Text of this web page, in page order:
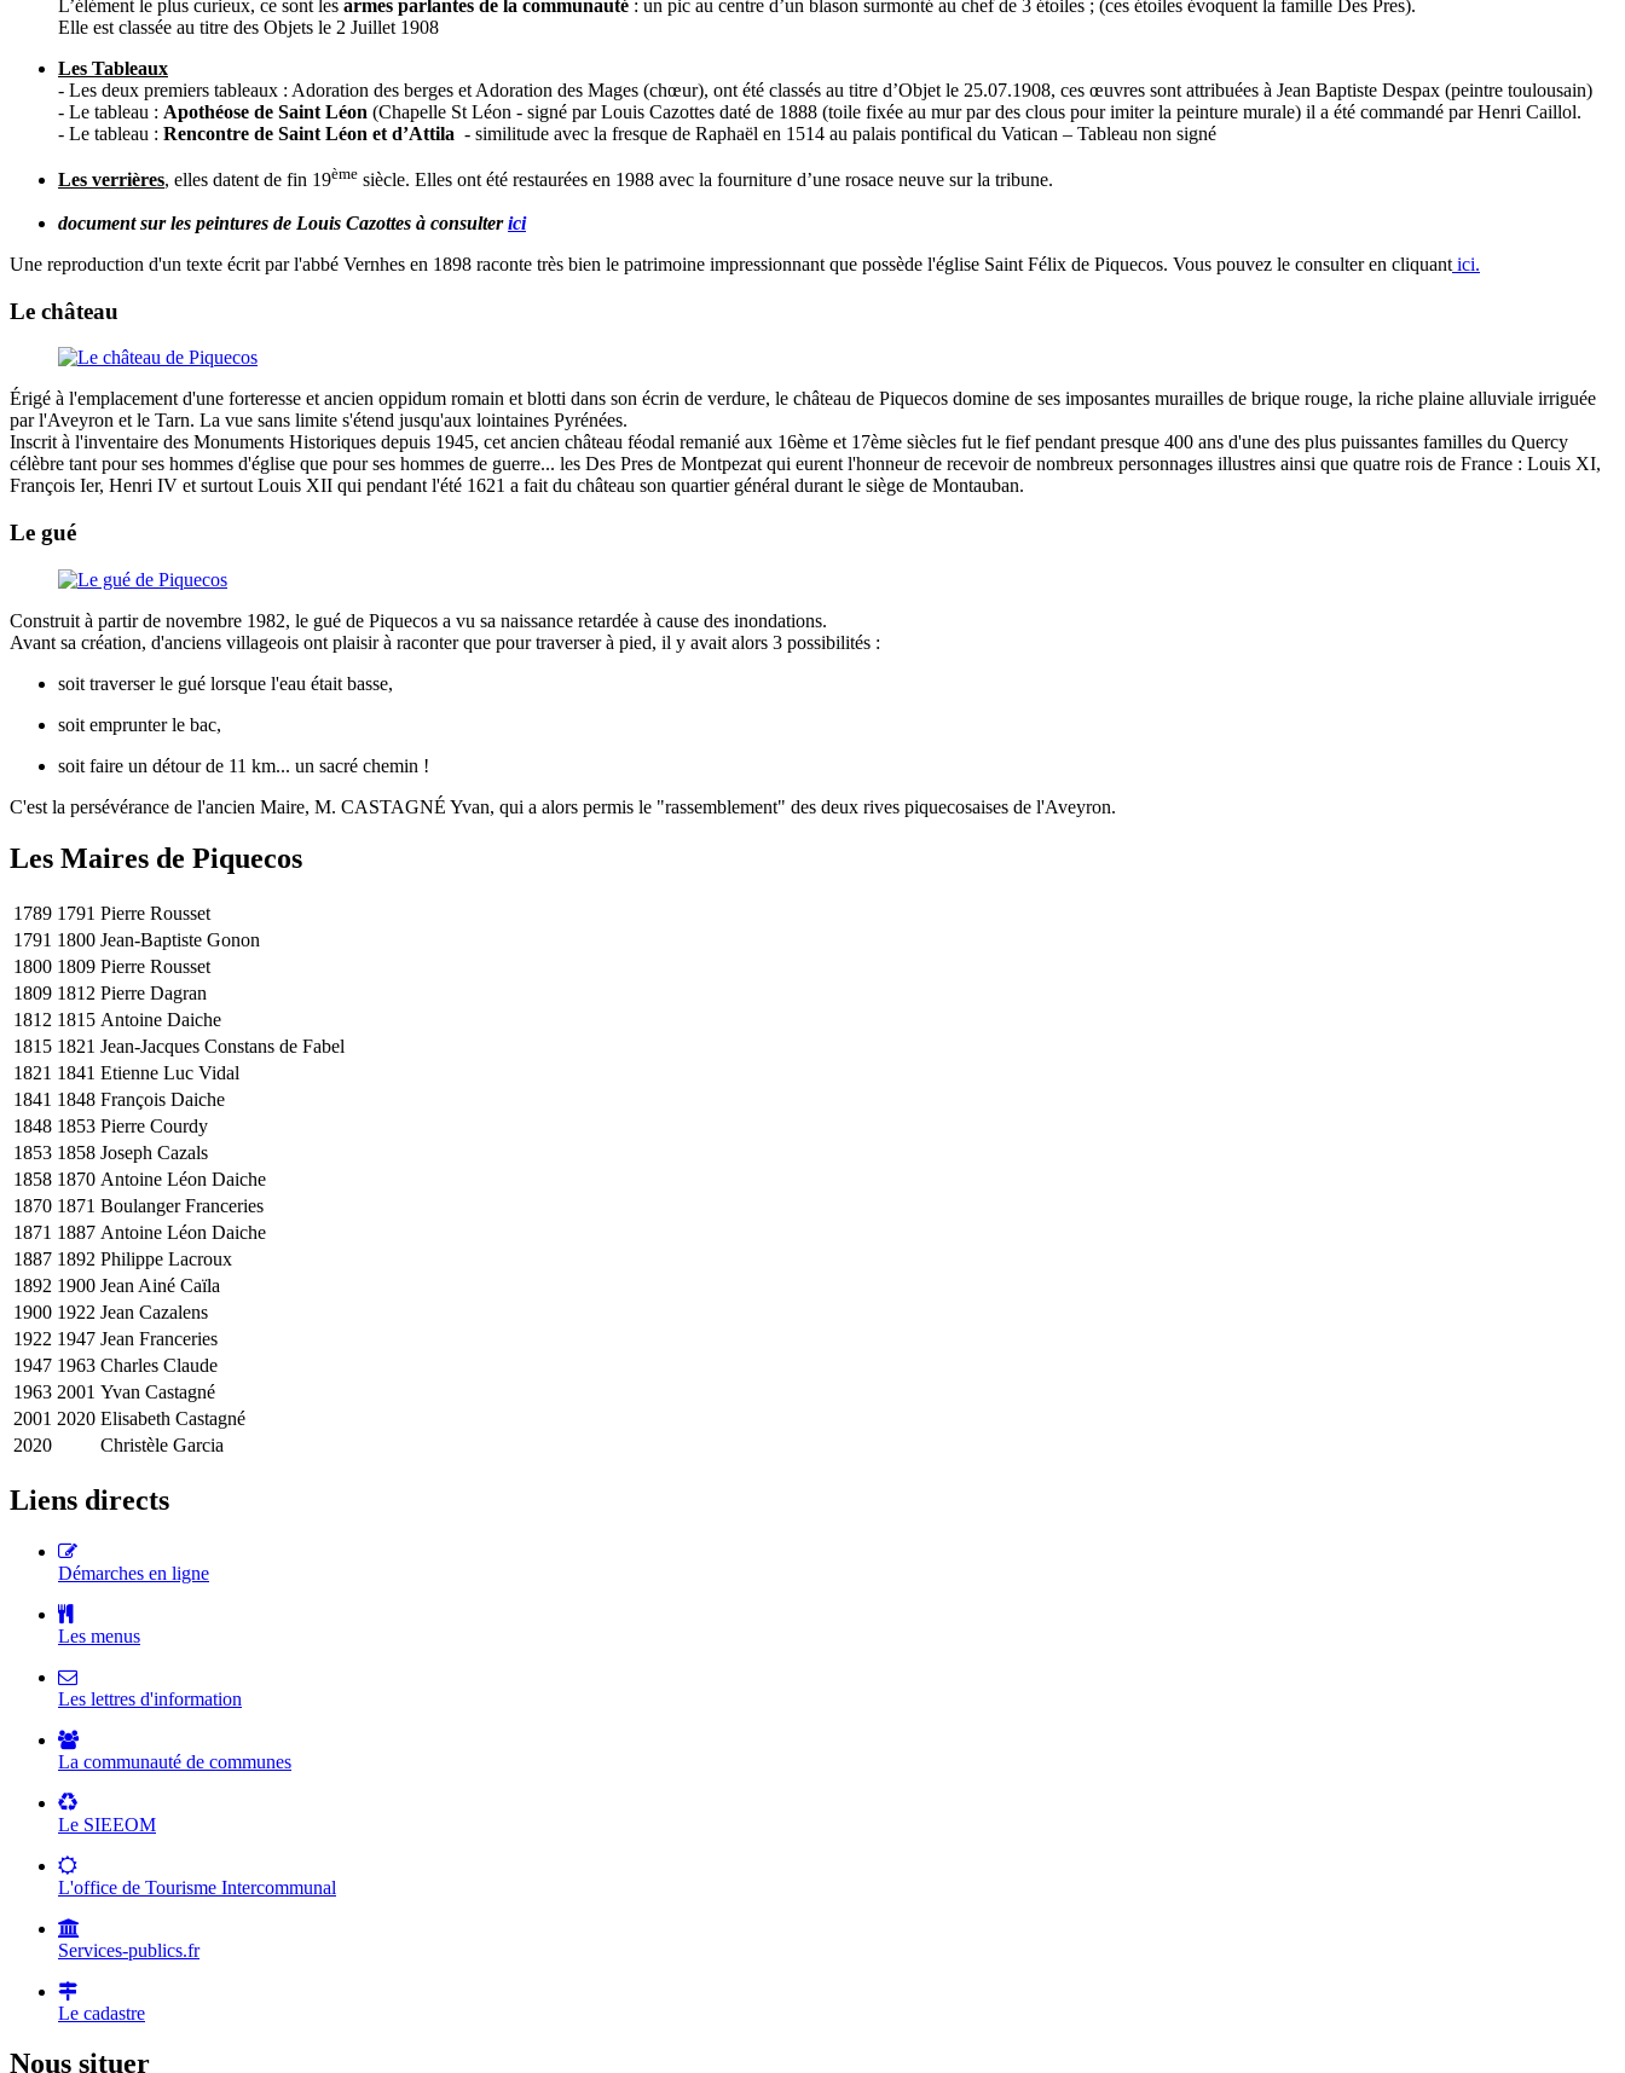
L’élément le plus curieux, ce sont les armes parlantes de la communauté : un pic au centre d’un blason surmonté au chef de 3 étoiles ; (ces étoiles évoquent la famille Des Pres).
Elle est classée au titre des Objets le 2 Juillet 1908
Les Tableaux
- Les deux premiers tableaux : Adoration des berges et Adoration des Mages (chœur), ont été classés au titre d’Objet le 25.07.1908, ces œuvres sont attribuées à Jean Baptiste Despax (peintre toulousain)
- Le tableau : Apothéose de Saint Léon (Chapelle St Léon - signé par Louis Cazottes daté de 1888 (toile fixée au mur par des clous pour imiter la peinture murale) il a été commandé par Henri Caillol.
- Le tableau : Rencontre de Saint Léon et d’Attila - similitude avec la fresque de Raphaël en 1514 au palais pontifical du Vatican – Tableau non signé
Les verrières, elles datent de fin 19ème siècle. Elles ont été restaurées en 1988 avec la fourniture d’une rosace neuve sur la tribune.
document sur les peintures de Louis Cazottes à consulterici
Une reproduction d'un texte écrit par l'abbé Vernhes en 1898 raconte très bien le patrimoine impressionnant que possède l'église Saint Félix de Piquecos. Vous pouvez le consulter en cliquant ici.
Le château
Érigé à l'emplacement d'une forteresse et ancien oppidum romain et blotti dans son écrin de verdure, le château de Piquecos domine de ses imposantes murailles de brique rouge, la riche plaine alluviale irriguée
par l'Aveyron et le Tarn. La vue sans limite s'étend jusqu'aux lointaines Pyrénées.
Inscrit à l'inventaire des Monuments Historiques depuis 1945, cet ancien château féodal remanié aux 16ème et 17ème siècles fut le fief pendant presque 400 ans d'une des plus puissantes familles du Quercy
célèbre tant pour ses hommes d'église que pour ses hommes de guerre... les Des Pres de Montpezat qui eurent l'honneur de recevoir de nombreux personnages illustres ainsi que quatre rois de France : Louis XI,
François Ier, Henri IV et surtout Louis XII qui pendant l'été 1621 a fait du château son quartier général durant le siège de Montauban.
Le gué
Construit à partir de novembre 1982, le gué de Piquecos a vu sa naissance retardée à cause des inondations.
Avant sa création, d'anciens villageois ont plaisir à raconter que pour traverser à pied, il y avait alors 3 possibilités :
soit traverser le gué lorsque l'eau était basse,
soit emprunter le bac,
soit faire un détour de 11 km... un sacré chemin !
C'est la persévérance de l'ancien Maire, M. CASTAGNÉ Yvan, qui a alors permis le "rassemblement" des deux rives piquecosaises de l'Aveyron.
Les Maires de Piquecos
1789 1791 Pierre Rousset
1791 1800 Jean-Baptiste Gonon
1800 1809 Pierre Rousset
1809 1812 Pierre Dagran
1812 1815 Antoine Daiche
1815 1821 Jean-Jacques Constans de Fabel
1821 1841 Etienne Luc Vidal
1841 1848 François Daiche
1848 1853 Pierre Courdy
1853 1858 Joseph Cazals
1858 1870 Antoine Léon Daiche
1870 1871 Boulanger Franceries
1871 1887 Antoine Léon Daiche
1887 1892 Philippe Lacroux
1892 1900 Jean Ainé Caïla
1900 1922 Jean Cazalens
1922 1947 Jean Franceries
1947 1963 Charles Claude
1963 2001 Yvan Castagné
2001 2020 Elisabeth Castagné
2020
Christèle Garcia
Liens directs
Démarches en ligne
Les menus
Les lettres d'information
La communauté de communes
Le SIEEOM
L'office de Tourisme Intercommunal
Services-publics.fr
Le cadastre
Nous situer